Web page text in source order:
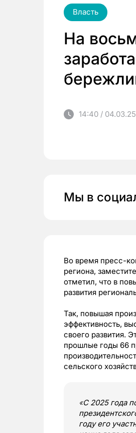
Власть
На
14:40 / 04.03.25
Мы в
Во время пресс-
региона,
отметил, что в
развития
Так, повышая
эффективность,
своего развития.
прошлые годы 66
сельского
«С 2025 года
году его